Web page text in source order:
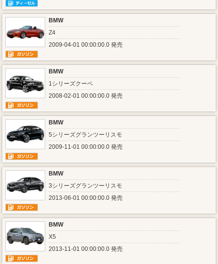
BMW
Z4
2009-04-01 00:00:00.0 発売
BMW
1シリーズクーペ
2008-02-01 00:00:00.0 発売
BMW
5シリーズグランツーリスモ
2009-11-01 00:00:00.0 発売
BMW
3シリーズグランツーリスモ
2013-06-01 00:00:00.0 発売
BMW
X5
2013-11-01 00:00:00.0 発売